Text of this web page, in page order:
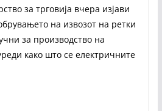
за трговија вчера изјави
на извозот на ретки
за производство на
како што се електричните